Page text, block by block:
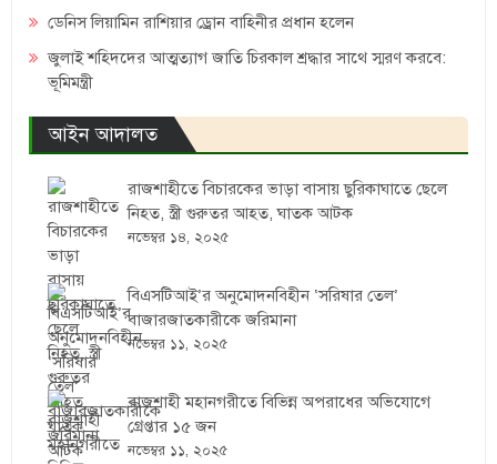
ডেনিস লিয়ামিন রাশিয়ার ড্রোন বাহিনীর প্রধান হলেন
জুলাই শহিদদের আত্মত্যাগ জাতি চিরকাল শ্রদ্ধার সাথে স্মরণ করবে:
ভূমিমন্ত্রী
আইন আদালত
রাজশাহীতে বিচারকের ভাড়া বাসায় ছুরিকাঘাতে ছেলে
নিহত, স্ত্রী গুরুতর আহত, ঘাতক আটক
নভেম্বর ১৪, ২০২৫
বিএসটিআই’র অনুমোদনবিহীন ‘সরিষার তেল’
বাজারজাতকারীকে জরিমানা
নভেম্বর ১১, ২০২৫
রাজশাহী মহানগরীতে বিভিন্ন অপরাধের অভিযোগে
গ্রেপ্তার ১৫ জন
নভেম্বর ১১, ২০২৫